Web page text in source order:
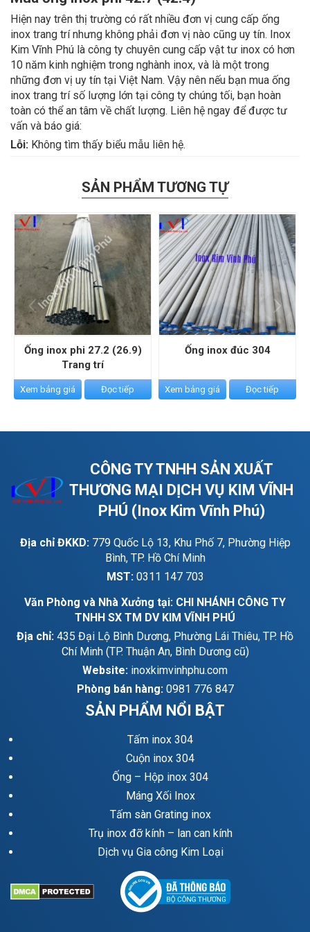
từ 0.7 đến 2.0 69.300
25.4
0,4
0,5 72.300
0,6 70.800
0,4
0,5
0,6
từ 0.7 đến 2.0 69.300
27.2 | 26.9
0,4
0,5 72.300
0,6 70.800
từ 0.7 đến 2.0 69.300
31.8
0,4
0,5 72.300
từ 0.7 đến 2.0 69.300
38.1
0,5 72.300
0,6 70.800
từ 0.7 đến 2.0
42
0,4
0,6 70.800
từ 0.7 đến 2.0 69.300
0,5 72.300
0,6
từ 0.7 đến 2.0
0,4
0,5
0,6
0,5
Hiện nay trên thị trường có rất nhiều đơn vị cung cấp ống
inox trang trí nhưng không phải đơn vị nào cũng uy tín. Inox
Kim Vĩnh Phú là công ty chuyên cung cấp vật tư inox có hơn
10 năm kinh nghiệm trong nghành inox, và là một trong
những đơn vị uy tín tại Việt Nam. Vậy nên nếu bạn mua ống
inox trang trí số lượng lớn tại công ty chúng tối, bạn hoàn
toàn có thể an tâm về chất lượng. Liên hệ ngay để được tư
vấn và báo giá:
Lỗi: Không tìm thấy biểu mẫu liên hệ.
SẢN PHẨM TƯƠNG TỰ
Ống inox phi 27.2 (26.9)
Trang trí
Xem bảng giá Đọc tiếp
Ống inox đúc 304
Xem bảng giá Đọc tiếp
CÔNG TY TNHH SẢN XUẤT
THƯƠNG MẠI DỊCH VỤ KIM VĨNH
PHÚ (Inox Kim Vĩnh Phú)
Địa chỉ ĐKKD: 779 Quốc Lộ 13, Khu Phố 7, Phường Hiệp
Bình, TP. Hồ Chí Minh
MST: 0311 147 703
Văn Phòng và Nhà Xưởng tại: CHI NHÁNH CÔNG TY
TNHH SX TM DV KIM VĨNH PHÚ
Địa chỉ: 435 Đại Lộ Bình Dương, Phường Lái Thiêu, TP. Hồ
Chí Minh (TP. Thuận An, Bình Dương cũ)
Website: inoxkimvinhphu.com
Phòng bán hàng: 0981 776 847
SẢN PHẨM NỔI BẬT
Tấm inox 304
Cuộn inox 304
Ống – Hộp inox 304
Máng Xối Inox
Tấm sàn Grating inox
Trụ inox đỡ kính – lan can kính
Dịch vụ Gia công Kim Loại